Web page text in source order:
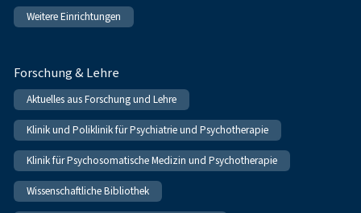
Weitere Einrichtungen
Forschung & Lehre
Aktuelles aus Forschung und Lehre
Klinik und Poliklinik für Psychiatrie und Psychotherapie
Klinik für Psychosomatische Medizin und Psychotherapie
Wissenschaftliche Bibliothek